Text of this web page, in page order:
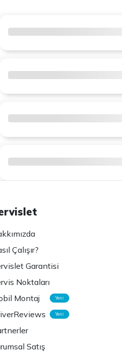
Çalışır?
Garantisi
Noktaları
Montaj
Yeni
Yeni
Satış